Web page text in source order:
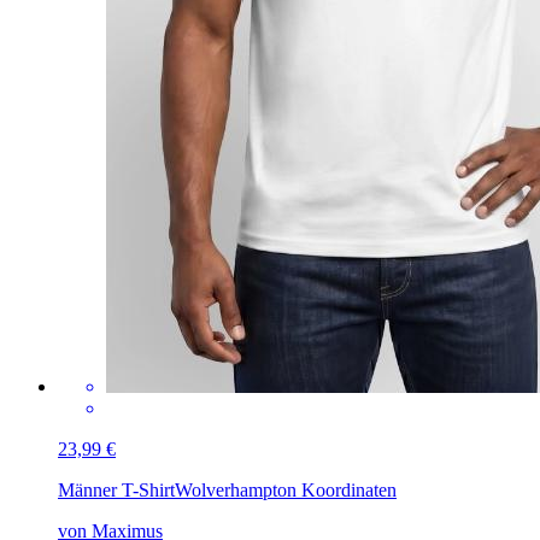
23,99 €
Männer T-ShirtWolverhampton Koordinaten
von Maximus